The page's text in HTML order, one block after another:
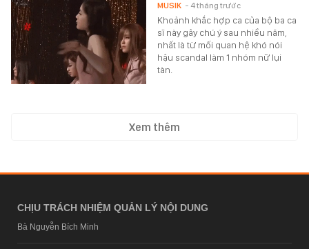
Khoảnh khắc hợp ca của bộ ba ca
sĩ này gây chú ý sau nhiều năm,
nhất là từ mối quan hệ khó nói
hậu scandal làm 1 nhóm nữ lụi
tàn.
MUSIK - 4 tháng trước
Xem thêm
CHỊU TRÁCH NHIỆM QUẢN LÝ NỘI DUNG
Bà Nguyễn Bích Minh